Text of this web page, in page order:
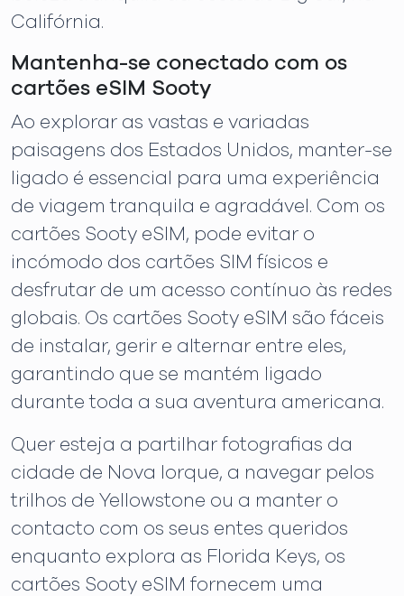
Califórnia.
Mantenha-se conectado com os
cartões eSIM Sooty
Ao explorar as vastas e variadas
paisagens dos Estados Unidos, manter-se
ligado é essencial para uma experiência
de viagem tranquila e agradável. Com os
cartões Sooty eSIM, pode evitar o
incómodo dos cartões SIM físicos e
desfrutar de um acesso contínuo às redes
globais. Os cartões Sooty eSIM são fáceis
de instalar, gerir e alternar entre eles,
garantindo que se mantém ligado
durante toda a sua aventura americana.
Quer esteja a partilhar fotografias da
cidade de Nova Iorque, a navegar pelos
trilhos de Yellowstone ou a manter o
contacto com os seus entes queridos
enquanto explora as Florida Keys, os
cartões Sooty eSIM fornecem uma